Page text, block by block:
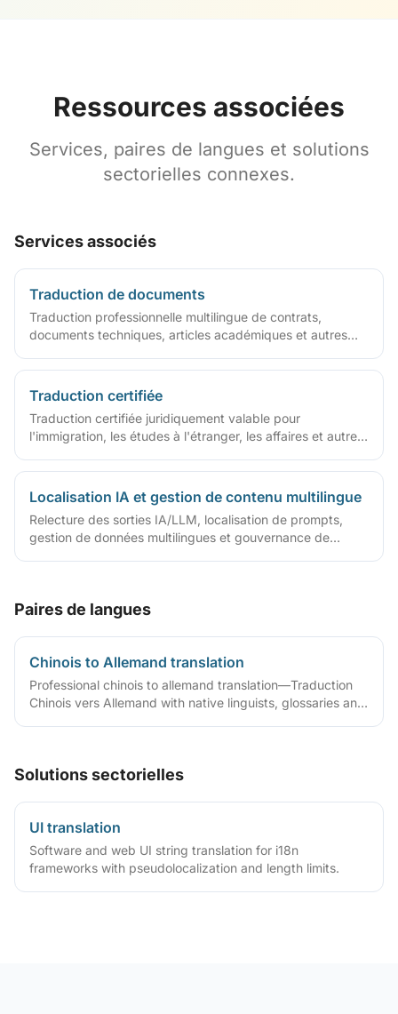
Ressources associées
Services, paires de langues et solutions
sectorielles connexes.
Services associés
Traduction de documents
Traduction professionnelle multilingue de contrats,
documents techniques, articles académiques et autres
Traduction certifiée
Traduction certifiée juridiquement valable pour
l'immigration, les études à l'étranger, les affaires et autres
Localisation IA et gestion de contenu multilingue
Relecture des sorties IA/LLM, localisation de prompts,
gestion de données multilingues et gouvernance de
Paires de langues
Chinois to Allemand translation
Professional chinois to allemand translation—Traduction
Chinois vers Allemand with native linguists, glossaries and
Solutions sectorielles
UI translation
Software and web UI string translation for i18n
frameworks with pseudolocalization and length limits.